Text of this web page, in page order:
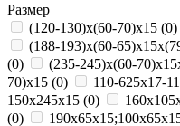
Размер
(120-130)х(60-70)х15 (0)
(188-193)х(60-
(0) (235-245)х(60-
70)х15 (0) 110-625x17-
150x245x15 (0)
(0)